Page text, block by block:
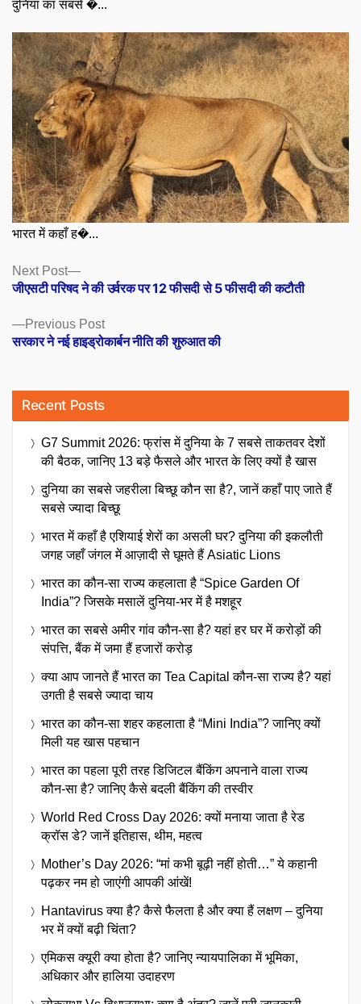
दुनिया का सबसे �...
भारत में कहाँ ह�...
Posts
navigation
Previous PostPrevious
post:
सरकार ने नई हाइड्रोकार्बन नीति की शुरुआत की
Next Post
Next
post:
जीएसटी परिषद ने की उर्वरक पर 12 फीसदी से 5 फीसदी की कटौती
Recent Posts
G7 Summit 2026: फ्रांस में दुनिया के 7 सबसे ताकतवर देशों
की बैठक, जानिए 13 बड़े फैसले और भारत के लिए क्यों है खास
दुनिया का सबसे जहरीला बिच्छू कौन सा है?, जानें कहाँ पाए जाते हैं
सबसे ज्यादा बिच्छू
भारत में कहाँ है एशियाई शेरों का असली घर? दुनिया की इकलौती
जगह जहाँ जंगल में आज़ादी से घूमते हैं Asiatic Lions
भारत का कौन-सा राज्य कहलाता है “Spice Garden Of
India”? जिसके मसालें दुनिया-भर में है मशहूर
भारत का सबसे अमीर गांव कौन-सा है? यहां हर घर में करोड़ों की
संपत्ति, बैंक में जमा हैं हजारों करोड़
क्या आप जानते हैं भारत का Tea Capital कौन-सा राज्य है? यहां
उगती है सबसे ज्यादा चाय
भारत का कौन-सा शहर कहलाता है “Mini India”? जानिए क्यों
मिली यह खास पहचान
भारत का पहला पूरी तरह डिजिटल बैंकिंग अपनाने वाला राज्य
कौन-सा है? जानिए कैसे बदली बैंकिंग की तस्वीर
World Red Cross Day 2026: क्यों मनाया जाता है रेड
क्रॉस डे? जानें इतिहास, थीम, महत्व
Mother’s Day 2026: “मां कभी बूढ़ी नहीं होती…” ये कहानी
पढ़कर नम हो जाएंगी आपकी आंखें!
Hantavirus क्या है? कैसे फैलता है और क्या हैं लक्षण – दुनिया
भर में क्यों बढ़ी चिंता?
एमिकस क्यूरी क्या होता है? जानिए न्यायपालिका में भूमिका,
अधिकार और हालिया उदाहरण